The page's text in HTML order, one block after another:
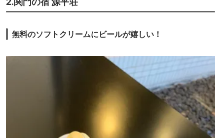
無料のソフトクリームにビールが嬉しい！